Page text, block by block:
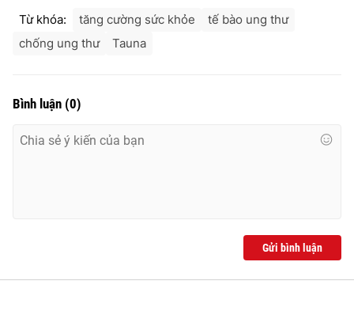
Từ khóa: tăng cường sức khỏe
tế bào ung thư
chống ung thư
Tauna
Bình luận (0)
Gửi bình luận